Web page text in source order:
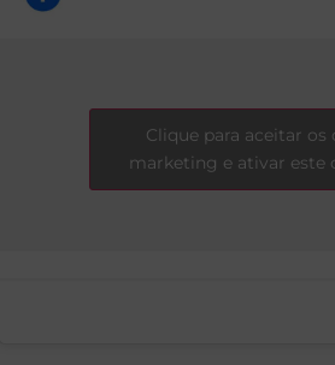
Clique para aceitar os
marketing e ativar este